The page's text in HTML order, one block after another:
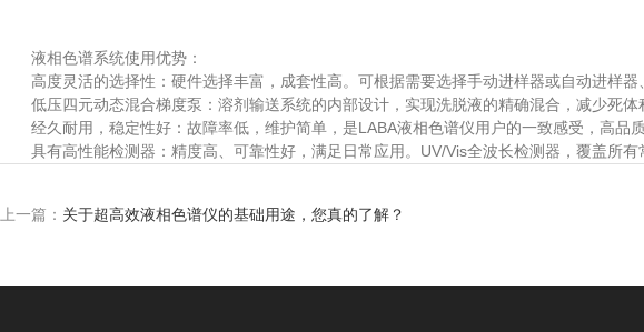
液相色谱系统使用优势：
高度灵活的选择性：硬件选择丰富，成套性高。可根据需要选择手动进样器或自动进样器
低压四元动态混合梯度泵：溶剂输送系统的内部设计，实现洗脱液的精确混合，减少死体
经久耐用，稳定性好：故障率低，维护简单，是LABA液相色谱仪用户的一致感受，高品质
具有高性能检测器：精度高、可靠性好，满足日常应用。UV/Vis全波长检测器，覆盖所有
上一篇： 关于超高效液相色谱仪的基础用途，您真的了解？